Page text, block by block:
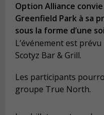
Option Alliance
Greenfield Park à sa
sous la forme d’une
L’événement est
Scotyz Bar & Grill.
Les participants
groupe True North.